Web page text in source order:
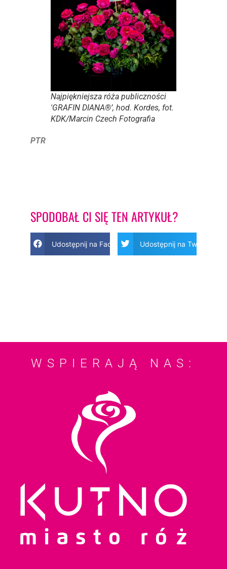
Najpiękniejsza róża publiczności
'GRAFIN DIANA®’, hod. Kordes, fot.
KDK/Marcin Czech Fotografia
PTR
SPODOBAŁ CI SIĘ TEN ARTYKUŁ?
Udostępnij na Facebook Udostępnij na Twitter
WSPIERAJĄ NAS: